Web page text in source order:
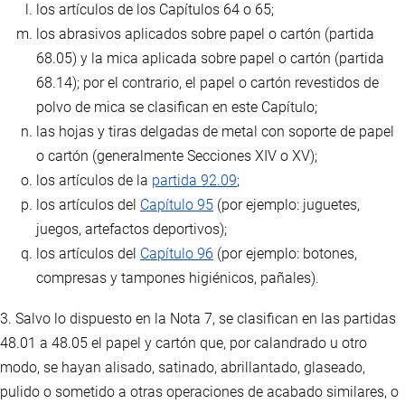
los artículos de los Capítulos 64 o 65;
los abrasivos aplicados sobre papel o cartón (partida
68.05) y la mica aplicada sobre papel o cartón (partida
68.14); por el contrario, el papel o cartón revestidos de
polvo de mica se clasifican en este Capítulo;
las hojas y tiras delgadas de metal con soporte de papel
o cartón (generalmente Secciones XIV o XV);
los artículos de la partida 92.09;
los artículos del Capítulo 95 (por ejemplo: juguetes,
juegos, artefactos deportivos);
los artículos del Capítulo 96 (por ejemplo: botones,
compresas y tampones higiénicos, pañales).
3. Salvo lo dispuesto en la Nota 7, se clasifican en las partidas
48.01 a 48.05 el papel y cartón que, por calandrado u otro
modo, se hayan alisado, satinado, abrillantado, glaseado,
pulido o sometido a otras operaciones de acabado similares, o